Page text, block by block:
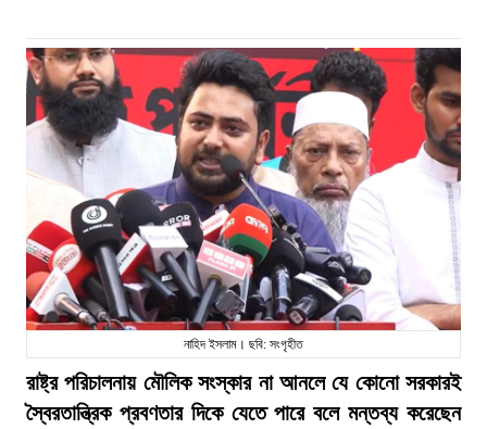
নাহিদ ইসলাম। ছবি: সংগৃহীত
রাষ্ট্র পরিচালনায় মৌলিক সংস্কার না আনলে যে কোনো সরকারই
স্বৈরতান্ত্রিক প্রবণতার দিকে যেতে পারে বলে মন্তব্য করেছেন